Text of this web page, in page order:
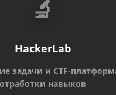
🔬
HackerLab
задачи и CTF-
отработки навыков